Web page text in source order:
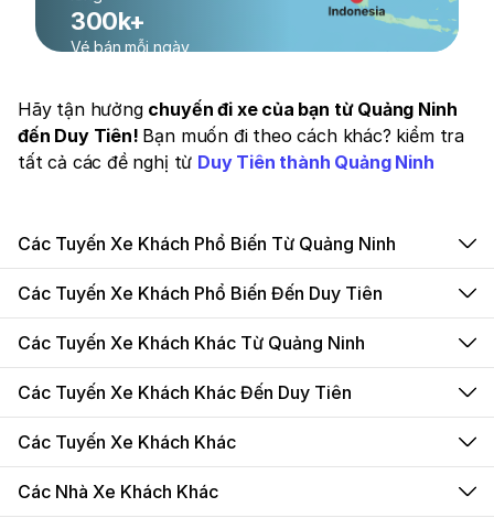
300k+
Vé bán mỗi ngày
Hãy tận hưởng chuyến đi xe của bạn từ Quảng Ninh
đến Duy Tiên! Bạn muốn đi theo cách khác? kiểm tra
tất cả các đề nghị từ Duy Tiên thành Quảng Ninh
Các Tuyến Xe Khách Phổ Biến Từ Quảng Ninh
Các Tuyến Xe Khách Phổ Biến Đến Duy Tiên
Các Tuyến Xe Khách Khác Từ Quảng Ninh
Các Tuyến Xe Khách Khác Đến Duy Tiên
Các Tuyến Xe Khách Khác
Các Nhà Xe Khách Khác